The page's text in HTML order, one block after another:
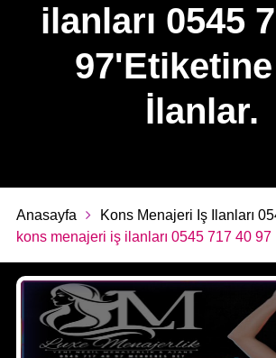
ilanları 0545
İlanlar.
Anasayfa
Kons Menajeri Iş Ilanları
kons menajeri iş ilanları 0545 717 40 97